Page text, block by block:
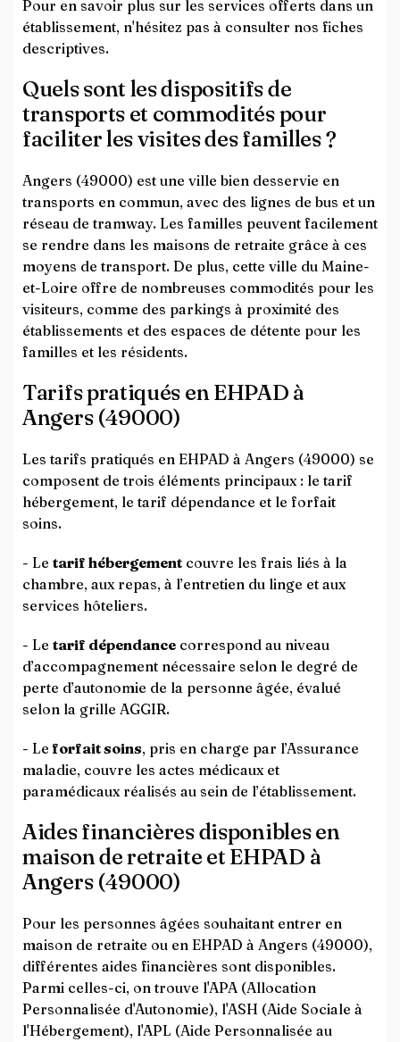
Pour en savoir plus sur les services offerts dans un
établissement, n'hésitez pas à consulter nos fiches
descriptives.
Quels sont les dispositifs de
transports et commodités pour
faciliter les visites des familles ?
Angers (49000) est une ville bien desservie en
transports en commun, avec des lignes de bus et un
réseau de tramway. Les familles peuvent facilement
se rendre dans les maisons de retraite grâce à ces
moyens de transport. De plus, cette ville du Maine-
et-Loire offre de nombreuses commodités pour les
visiteurs, comme des parkings à proximité des
établissements et des espaces de détente pour les
familles et les résidents.
Tarifs pratiqués en EHPAD à
Angers (49000)
Les tarifs pratiqués en EHPAD à Angers (49000) se
composent de trois éléments principaux : le tarif
hébergement, le tarif dépendance et le forfait
soins.
- Le tarif hébergement couvre les frais liés à la
chambre, aux repas, à l’entretien du linge et aux
services hôteliers.
- Le tarif dépendance correspond au niveau
d’accompagnement nécessaire selon le degré de
perte d’autonomie de la personne âgée, évalué
selon la grille AGGIR.
- Le forfait soins, pris en charge par l’Assurance
maladie, couvre les actes médicaux et
paramédicaux réalisés au sein de l’établissement.
Aides financières disponibles en
maison de retraite et EHPAD à
Angers (49000)
Pour les personnes âgées souhaitant entrer en
maison de retraite ou en EHPAD à Angers (49000),
différentes aides financières sont disponibles.
Parmi celles-ci, on trouve l'APA (Allocation
Personnalisée d'Autonomie), l'ASH (Aide Sociale à
l'Hébergement), l'APL (Aide Personnalisée au